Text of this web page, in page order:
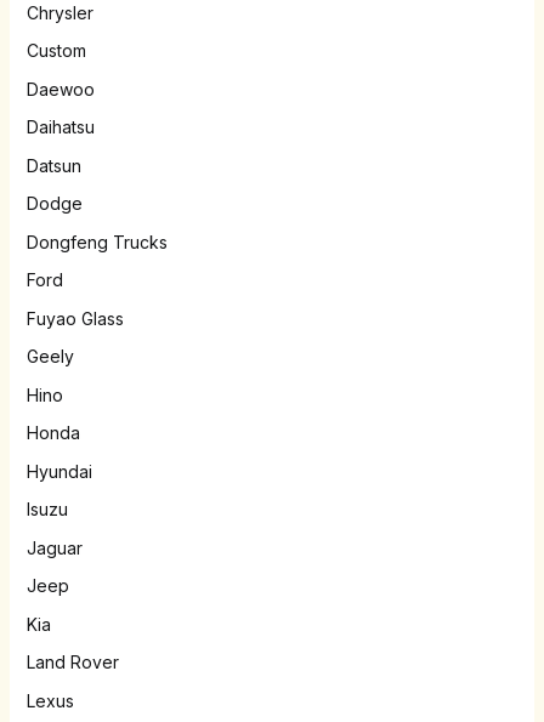
Chrysler
Custom
Daewoo
Daihatsu
Datsun
Dodge
Dongfeng Trucks
Ford
Fuyao Glass
Geely
Hino
Honda
Hyundai
Isuzu
Jaguar
Jeep
Kia
Land Rover
Lexus